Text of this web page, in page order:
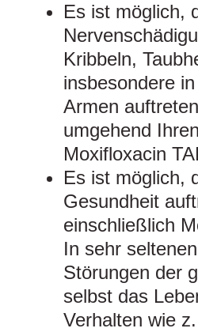
Es ist möglich,
Kribbeln,
insbesondere
Armen
umgehend
Moxifloxacin
Es ist möglich,
Gesundheit
einschließlich
In sehr
Störungen der
selbst das
Verhalten wie